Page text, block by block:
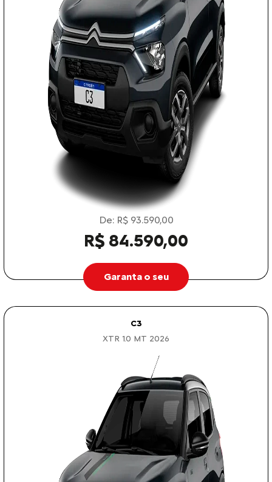
De: R$ 93.590,00
R$ 84.590,00
Garanta o seu
C3
XTR 1.0 MT 2026